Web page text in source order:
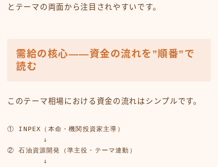
とテーマの両面から注目されやすいです。
需給の核心——資金の流れを”順番”で
読む
このテーマ相場における資金の流れはシンプルです。
① INPEX（本命・機関投資家主導）
② 石油資源開発（準主役・テーマ連動）